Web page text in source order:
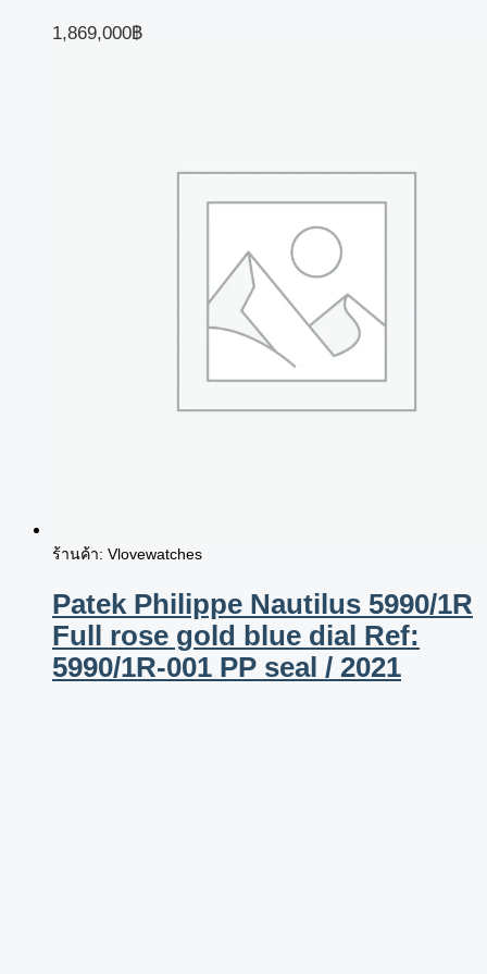
1,869,000฿
ร้านค้า: Vlovewatches
Patek Philippe Nautilus 5990/1R
Full rose gold blue dial Ref:
5990/1R-001 PP seal / 2021